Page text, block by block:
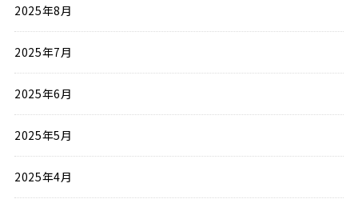
2025年8月
2025年7月
2025年6月
2025年5月
2025年4月